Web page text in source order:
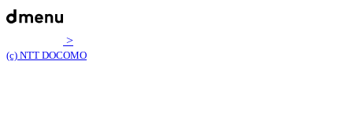
>
(c) NTT DOCOMO